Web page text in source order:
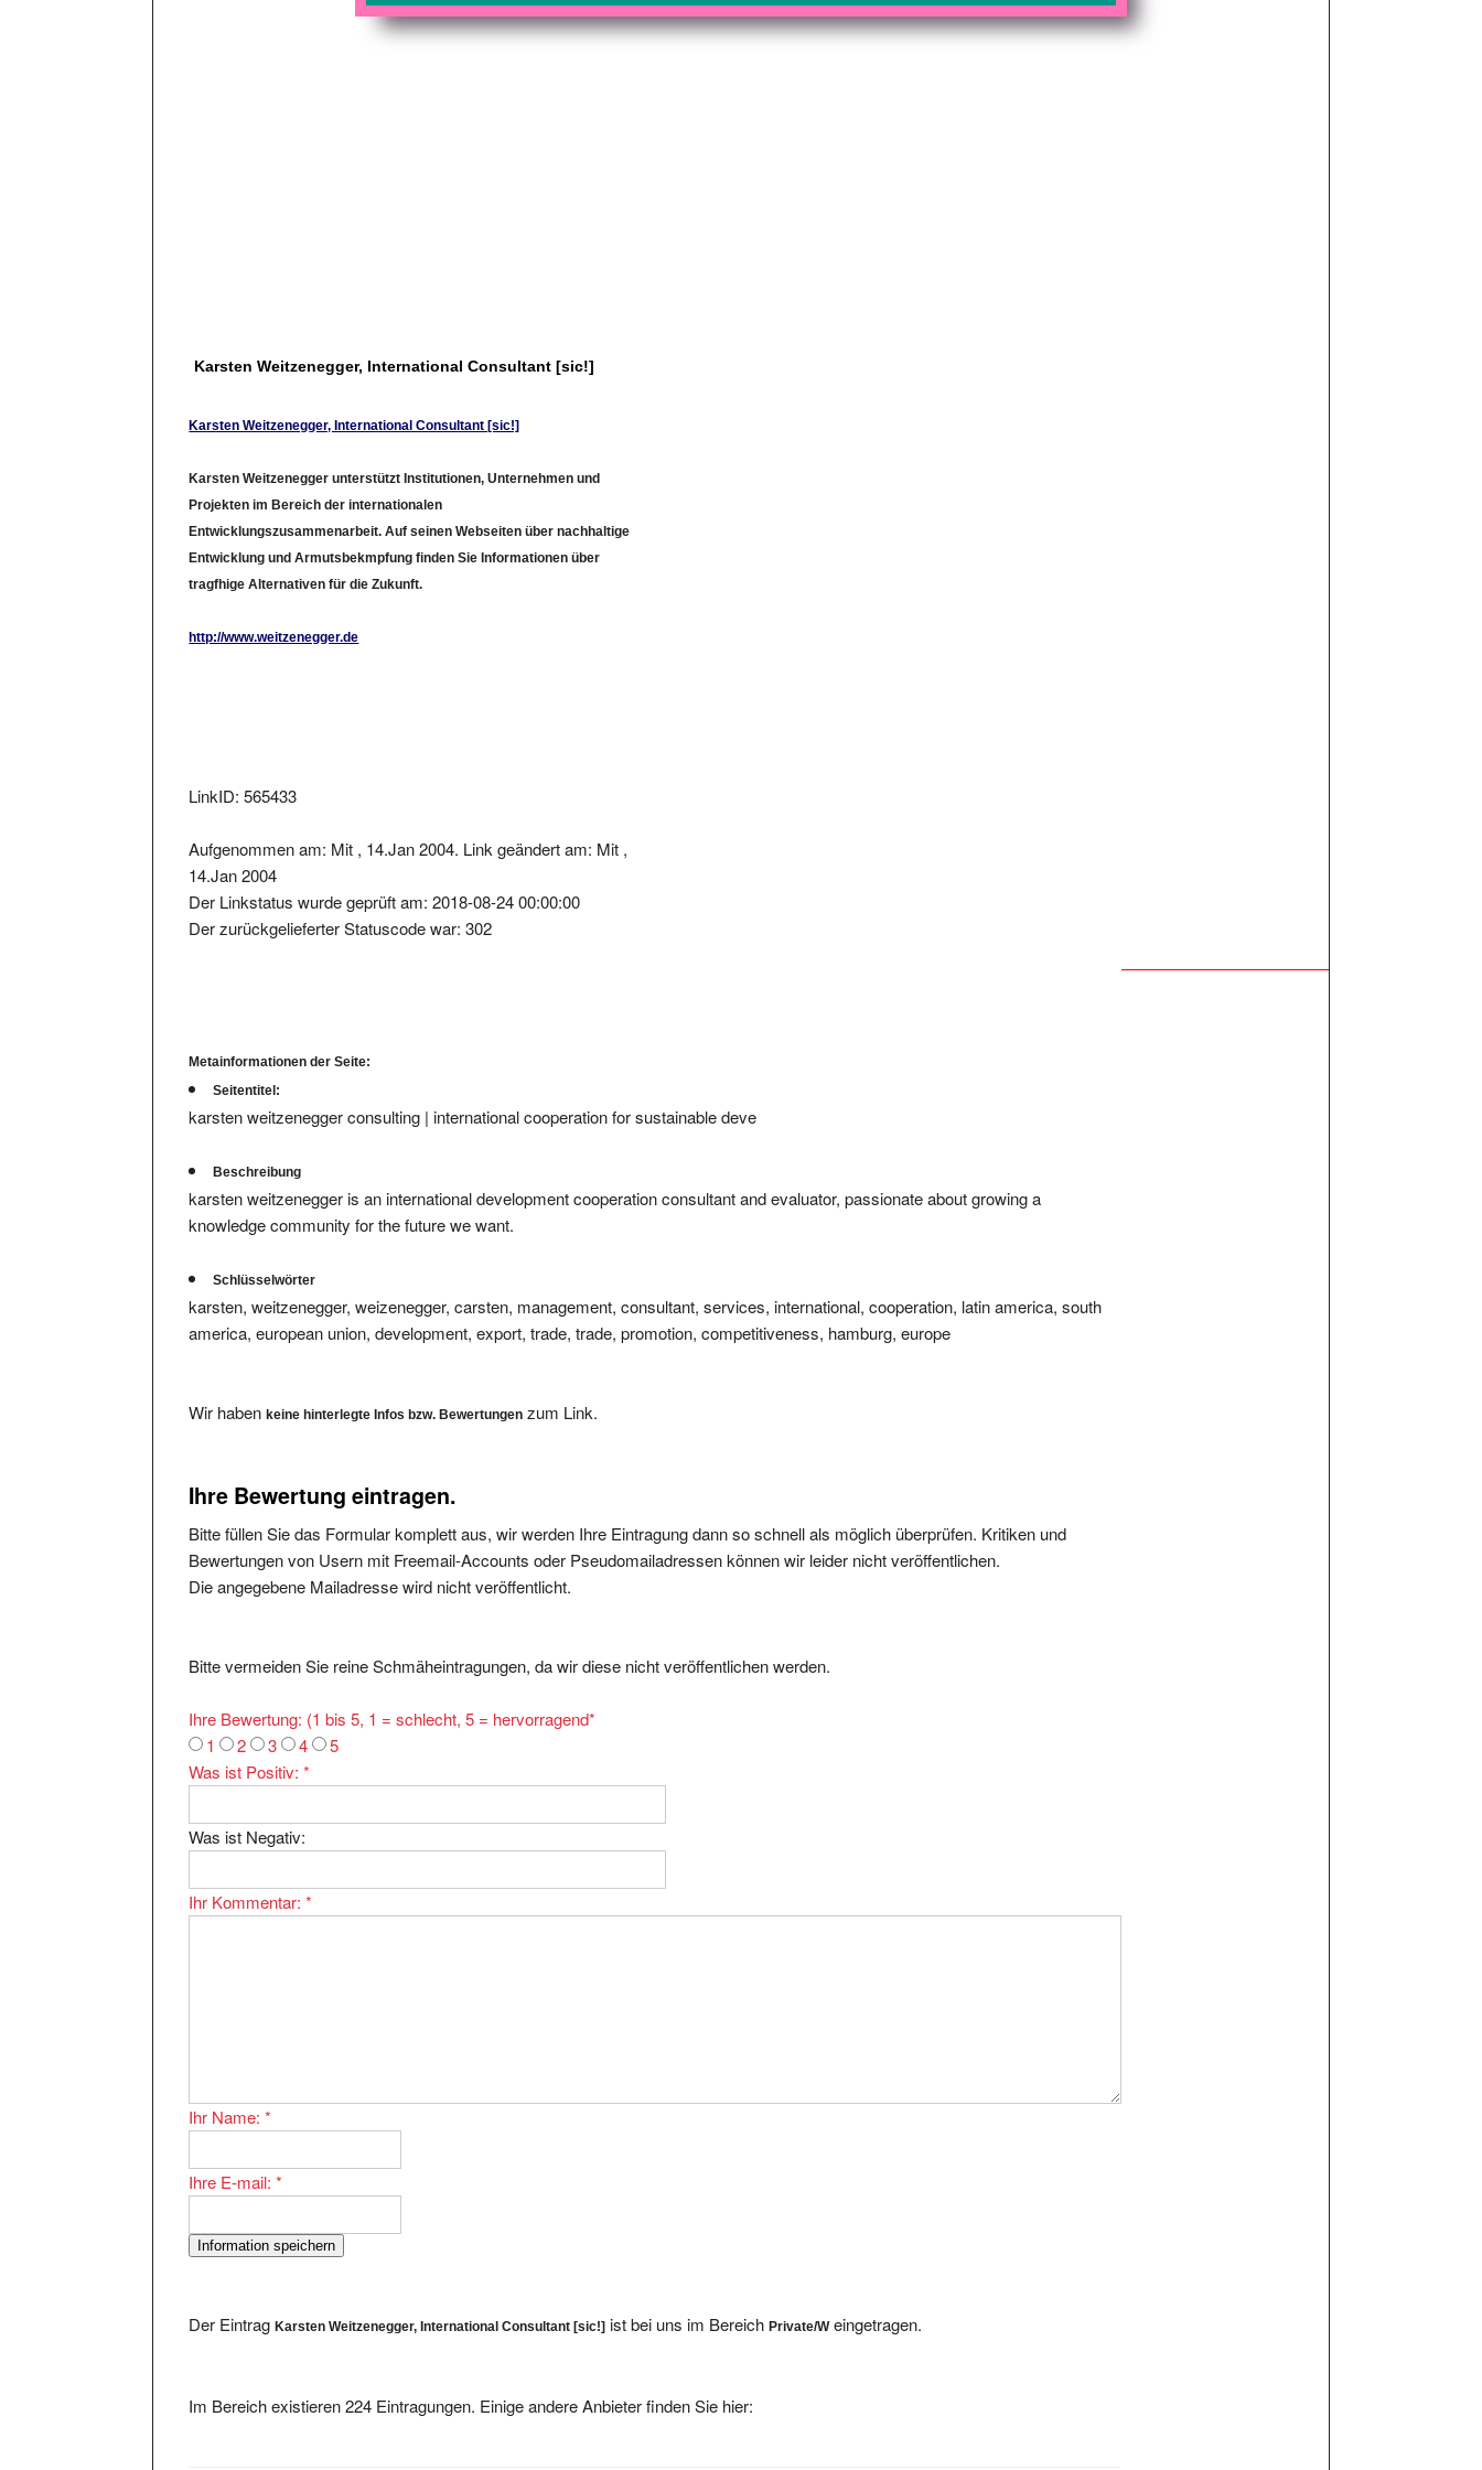
Karsten Weitzenegger, International Consultant [sic!]
Karsten Weitzenegger, International Consultant [sic!]
Karsten Weitzenegger unterstützt Institutionen, Unternehmen und
Projekten im Bereich der internationalen
Entwicklungszusammenarbeit. Auf seinen Webseiten über nachhaltige
Entwicklung und Armutsbekmpfung finden Sie Informationen über
tragfhige Alternativen für die Zukunft.
http://www.weitzenegger.de
LinkID: 565433
Aufgenommen am: Mit , 14.Jan 2004. Link geändert am: Mit ,
14.Jan 2004
Der Linkstatus wurde geprüft am: 2018-08-24 00:00:00
Der zurückgelieferter Statuscode war: 302
Metainformationen der Seite:
Seitentitel:
karsten weitzenegger consulting | international cooperation for sustainable deve
Beschreibung
karsten weitzenegger is an international development cooperation consultant and evaluator, passionate about growing a
knowledge community for the future we want.
Schlüsselwörter
karsten, weitzenegger, weizenegger, carsten, management, consultant, services, international, cooperation, latin america, south
america, european union, development, export, trade, trade, promotion, competitiveness, hamburg, europe
Wir habenkeine hinterlegte Infos bzw. Bewertungen zum Link.
Ihre Bewertung eintragen.
Bitte füllen Sie das Formular komplett aus, wir werden Ihre Eintragung dann so schnell als möglich überprüfen. Kritiken und
Bewertungen von Usern mit Freemail-Accounts oder Pseudomailadressen können wir leider nicht veröffentlichen.
Die angegebene Mailadresse wird nicht veröffentlicht.
Bitte vermeiden Sie reine Schmäheintragungen, da wir diese nicht veröffentlichen werden.
Ihre Bewertung: (1 bis 5, 1 = schlecht, 5 = hervorragend*
1
2 3 4
5
Was ist Positiv:*
Was ist Negativ:
Ihr Kommentar:*
Ihr Name:*
Ihre E-mail:*
Der EintragKarsten Weitzenegger, International Consultant [sic!] ist bei uns im BereichPrivate/Weingetragen.
Im Bereich existieren 224 Eintragungen. Einige andere Anbieter finden Sie hier: